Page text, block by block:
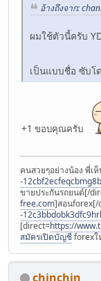
อ้างถึงจาก:
ผมใช้ตัวนี้ครับ
เป็นแบบชื่อ ซับโ
+1 ขอบคุณครับ
คนสวยๆอย่างน้อง พี่เ
-
ขายประกันรถยนต์[/
free.com]สอนforex[/
-
[direct=https://
สมัครเปิดบัญชีforex
chinchin